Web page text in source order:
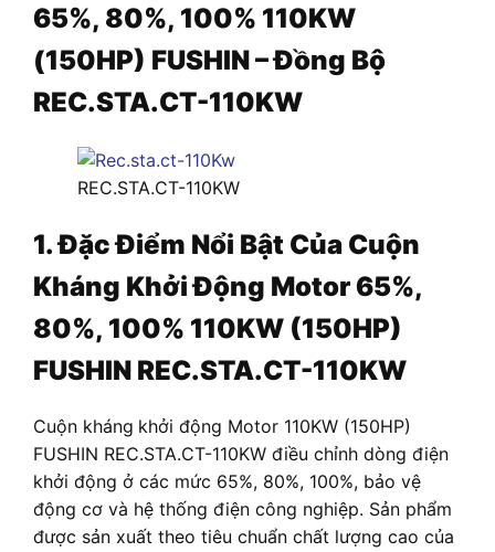
65%, 80%, 100% 110KW
(150HP) FUSHIN – Đồng Bộ
REC.STA.CT-110KW
REC.STA.CT-110KW
1. Đặc Điểm Nổi Bật Của Cuộn
Kháng Khởi Động Motor 65%,
80%, 100% 110KW (150HP)
FUSHIN REC.STA.CT-110KW
Cuộn kháng khởi động Motor 110KW (150HP)
FUSHIN REC.STA.CT-110KW điều chỉnh dòng điện
khởi động ở các mức 65%, 80%, 100%, bảo vệ
động cơ và hệ thống điện công nghiệp. Sản phẩm
được sản xuất theo tiêu chuẩn chất lượng cao của